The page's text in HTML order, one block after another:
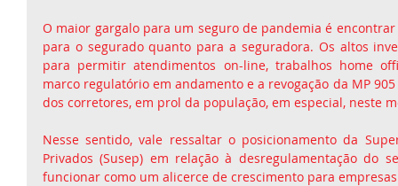
O maior gargalo para um seguro de pandemia é
para o segurado quanto para a seguradora. Os altos
para permitir atendimentos on-line, trabalhos home
marco regulatório em andamento e a revogação da MP
dos corretores, em prol da população, em especial, neste
Nesse sentido, vale ressaltar o posicionamento da
Privados (Susep) em relação à desregulamentação do
funcionar como um alicerce de crescimento para